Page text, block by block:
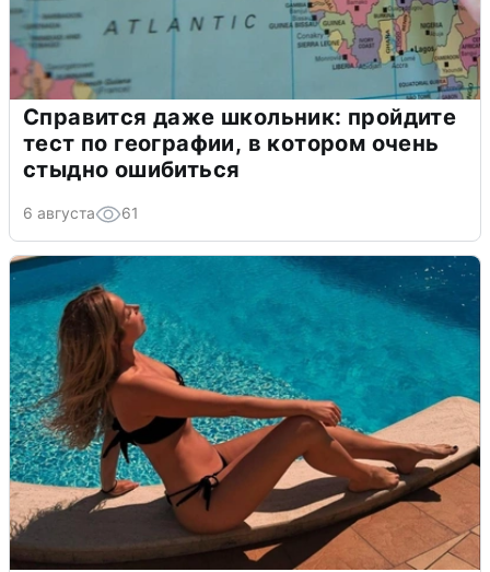
Справится даже школьник: пройдите
тест по географии, в котором очень
стыдно ошибиться
6 августа 61